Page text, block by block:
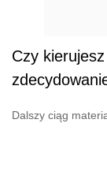
Czy
Dalszy ciąg